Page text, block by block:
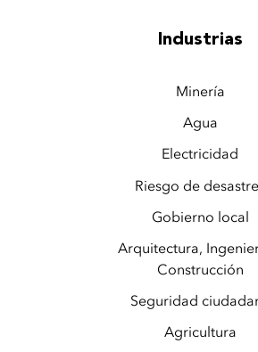
Industrias
Minería
Agua
Electricidad
Riesgo de
Gobierno local
Arquitectura,
Construcción
Seguridad
Agricultura